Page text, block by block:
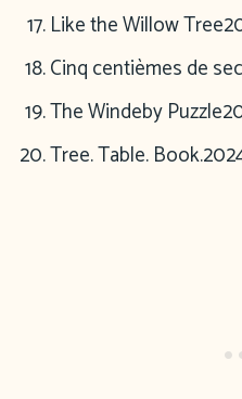
Like the Willow Tree
Cinq centièmes de
The Windeby Puzzle
Tree. Table. Book.